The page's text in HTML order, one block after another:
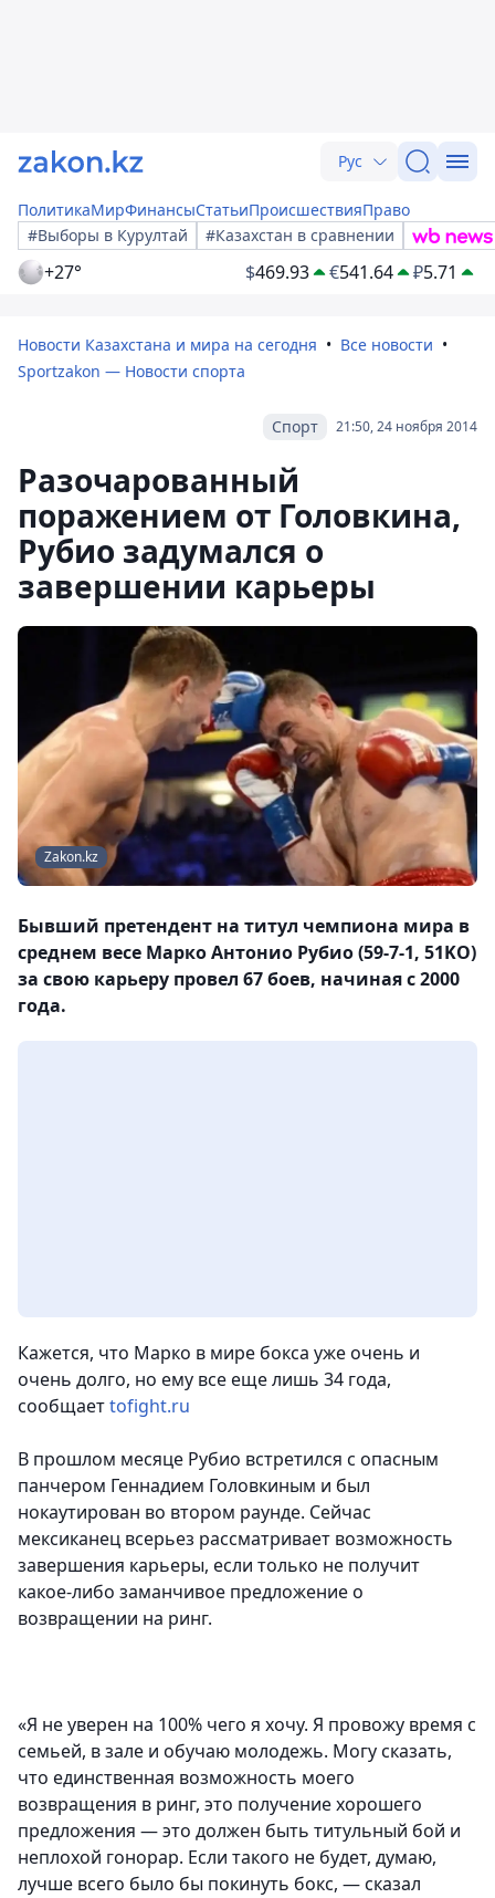
Рус
ПолитикаМирФинансыСтатьиПроисшествияПраво
#Выборы в Курултай
#Казахстан в сравнении
+27° $469.93 €541.64 ₽5.71
Новости Казахстана и мира на сегодня
Все новости
Sportzakon — Новости спорта
21:50, 24 ноября 2014
Спорт
Разочарованный
поражением от Головкина,
Рубио задумался о
завершении карьеры
Zakon.kz
Бывший претендент на титул чемпиона мира в
среднем весе Марко Антонио Рубио (59-7-1, 51KO)
за свою карьеру провел 67 боев, начиная с 2000
года.
Кажется, что Марко в мире бокса уже очень и
очень долго, но ему все еще лишь 34 года,
сообщаетtofight.ru
В прошлом месяце Рубио встретился с опасным
панчером Геннадием Головкиным и был
нокаутирован во втором раунде. Сейчас
мексиканец всерьез рассматривает возможность
завершения карьеры, если только не получит
какое-либо заманчивое предложение о
возвращении на ринг.
«Я не уверен на 100% чего я хочу. Я провожу время с
семьей, в зале и обучаю молодежь. Могу сказать,
что единственная возможность моего
возвращения в ринг, это получение хорошего
предложения — это должен быть титульный бой и
неплохой гонорар. Если такого не будет, думаю,
лучше всего было бы покинуть бокс, — сказал